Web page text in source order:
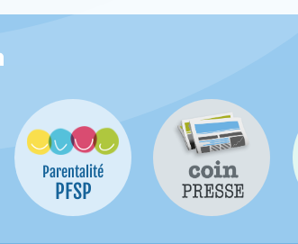
Facebook
sur LinkedIn
Parentalité
PFSP
Coin presse